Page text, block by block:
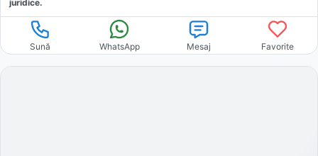
juridice.
Sună WhatsApp Mesaj Favorite